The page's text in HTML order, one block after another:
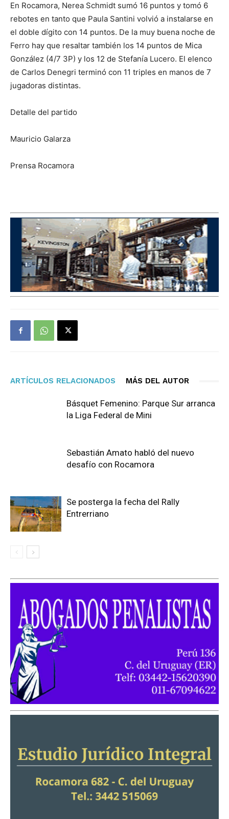
En Rocamora, Nerea Schmidt sumó 16 puntos y tomó 6
rebotes en tanto que Paula Santini volvió a instalarse en
el doble dígito con 14 puntos. De la muy buena noche de
Ferro hay que resaltar también los 14 puntos de Mica
González (4/7 3P) y los 12 de Stefanía Lucero. El elenco
de Carlos Denegri terminó con 11 triples en manos de 7
jugadoras distintas.
Detalle del partido
Mauricio Galarza
Prensa Rocamora
ARTÍCULOS RELACIONADOS MÁS DEL AUTOR
Básquet Femenino: Parque Sur arranca
la Liga Federal de Mini
Sebastián Amato habló del nuevo
desafío con Rocamora
Se posterga la fecha del Rally
Entrerriano